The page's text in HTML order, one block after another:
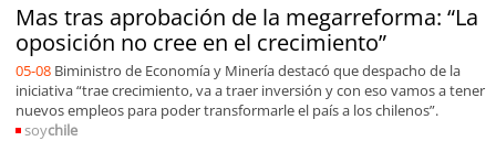
Mas tras aprobación de la megarreforma: “La
oposición no cree en el crecimiento”
05-08 Biministro de Economía y Minería destacó que despacho de la
iniciativa “trae crecimiento, va a traer inversión y con eso vamos a tener
nuevos empleos para poder transformarle el país a los chilenos”.
soychile